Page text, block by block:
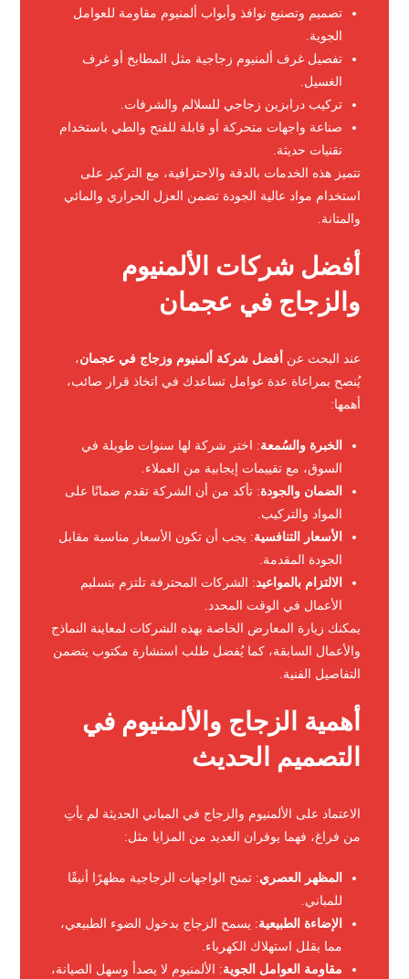
تصميم وتصنيع نوافذ وأبواب ألمنيوم مقاومة للعوامل
الجوية.
تفصيل غرف ألمنيوم زجاجية مثل المطابخ أو غرف
الغسيل.
تركيب درابزين زجاجي للسلالم والشرفات.
صناعة واجهات متحركة أو قابلة للفتح والطي باستخدام
تقنيات حديثة.
تتميز هذه الخدمات بالدقة والاحترافية، مع التركيز على
استخدام مواد عالية الجودة تضمن العزل الحراري والمائي
والمتانة.
أفضل شركات الألمنيوم
والزجاج في عجمان
عند البحث عن أفضل شركة ألمنيوم وزجاج في عجمان،
يُنصح بمراعاة عدة عوامل تساعدك في اتخاذ قرار صائب،
أهمها:
الخبرة والسُمعة: اختر شركة لها سنوات طويلة في
السوق، مع تقييمات إيجابية من العملاء.
الضمان والجودة: تأكد من أن الشركة تقدم ضمانًا على
المواد والتركيب.
الأسعار التنافسية: يجب أن تكون الأسعار مناسبة مقابل
الجودة المقدمة.
الالتزام بالمواعيد: الشركات المحترفة تلتزم بتسليم
الأعمال في الوقت المحدد.
يمكنك زيارة المعارض الخاصة بهذه الشركات لمعاينة النماذج
والأعمال السابقة، كما يُفضل طلب استشارة مكتوب يتضمن
التفاصيل الفنية.
أهمية الزجاج والألمنيوم في
التصميم الحديث
الاعتماد على الألمنيوم والزجاج في المباني الحديثة لم يأتِ
من فراغ، فهما يوفران العديد من المزايا مثل:
المظهر العصري: تمنح الواجهات الزجاجية مظهرًا أنيقًا
للمباني.
الإضاءة الطبيعية: يسمح الزجاج بدخول الضوء الطبيعي،
مما يقلل استهلاك الكهرباء.
مقاومة العوامل الجوية: الألمنيوم لا يصدأ وسهل الصيانة،